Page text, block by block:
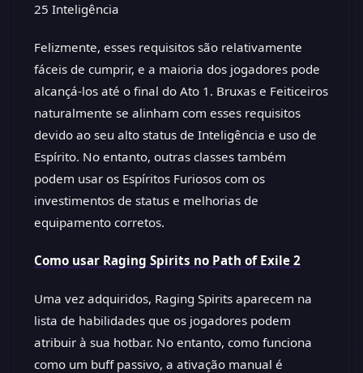
25 Inteligência
Felizmente, esses requisitos são relativamente
fáceis de cumprir, e a maioria dos jogadores pode
alcançá-los até o final do Ato 1. Bruxas e Feiticeiros
naturalmente se alinham com esses requisitos
devido ao seu alto status de Inteligência e uso de
Espírito. No entanto, outras classes também
podem usar os Espíritos Furiosos com os
investimentos de status e melhorias de
equipamento corretos.
Como usar Raging Spirits no Path of Exile 2
Uma vez adquiridos, Raging Spirits aparecem na
lista de habilidades que os jogadores podem
atribuir à sua hotbar. No entanto, como funciona
como um buff passivo, a ativação manual é